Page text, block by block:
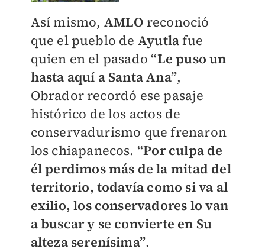
Así mismo, AMLO reconoció
que el pueblo de Ayutlafue
quien en el pasado“Le puso un
hasta aquí a Santa Ana”,
Obrador recordó ese pasaje
histórico de los actos de
conservadurismo que frenaron
los chiapanecos. “Por culpa de
él perdimos más de la mitad del
territorio, todavía como si va al
exilio, los conservadores lo van
a buscar y se convierte en Su
alteza serenísima”.